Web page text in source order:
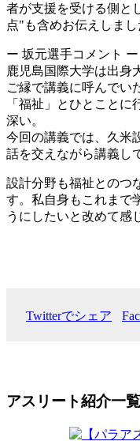
者が支援を受ける側と
点"も含めお伝えしまし
ー 坂元選手コメント ー
鹿児島国際大学は出身
ご縁で講義に呼んでい
「福祉」とひとこと
深い。
今回の講義では、久米
話を交えながら講義し
設計分野も福祉とのつ
す。私自身もこれまで
うにしたいと改めて感
Twitterでシェア
アスリート紹介一覧